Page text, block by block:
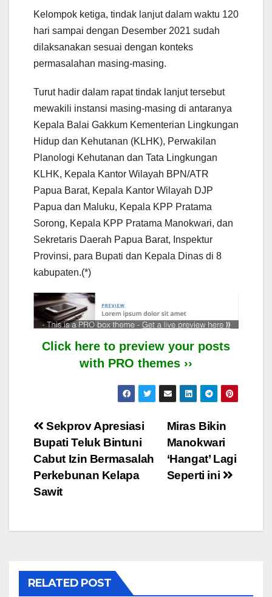
Kelompok ketiga, tindak lanjut dalam waktu 120
hari sampai dengan Desember 2021 sudah
dilaksanakan sesuai dengan konteks
permasalahan masing-masing.
Turut hadir dalam rapat tindak lanjut tersebut
mewakili instansi masing-masing di antaranya
Kepala Balai Gakkum Kementerian Lingkungan
Hidup dan Kehutanan (KLHK), Perwakilan
Planologi Kehutanan dan Tata Lingkungan
KLHK, Kepala Kantor Wilayah BPN/ATR
Papua Barat, Kepala Kantor Wilayah DJP
Papua dan Maluku, Kepala KPP Pratama
Sorong, Kepala KPP Pratama Manokwari, dan
Sekretaris Daerah Papua Barat, Inspektur
Provinsi, para Bupati dan Kepala Dinas di 8
kabupaten.(*)
Click here to preview your posts
with PRO themes ››
Post
navigation
Miras Bikin
Manokwari
‘Hangat’ Lagi
Seperti ini
Sekprov Apresiasi
Bupati Teluk Bintuni
Cabut Izin Bermasalah
Perkebunan Kelapa
Sawit
RELATED POST